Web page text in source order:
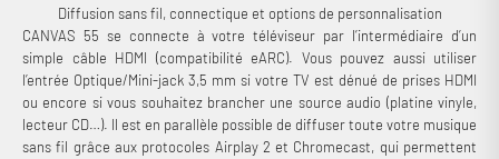
Diffusion sans fil, connectique et options de personnalisation
CANVAS 55 se connecte à votre téléviseur par l’intermédiaire d’un
simple câble HDMI (compatibilité eARC). Vous pouvez aussi utiliser
l’entrée Optique/Mini-jack 3,5 mm si votre TV est dénué de prises HDMI
ou encore si vous souhaitez brancher une source audio (platine vinyle,
lecteur CD…). Il est en parallèle possible de diffuser toute votre musique
sans fil grâce aux protocoles Airplay 2 et Chromecast, qui permettent